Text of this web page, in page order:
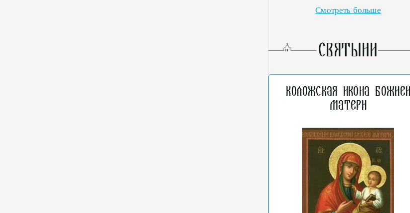
Смотреть больше
СВЯТЫНИ
Коложская икона
Матери